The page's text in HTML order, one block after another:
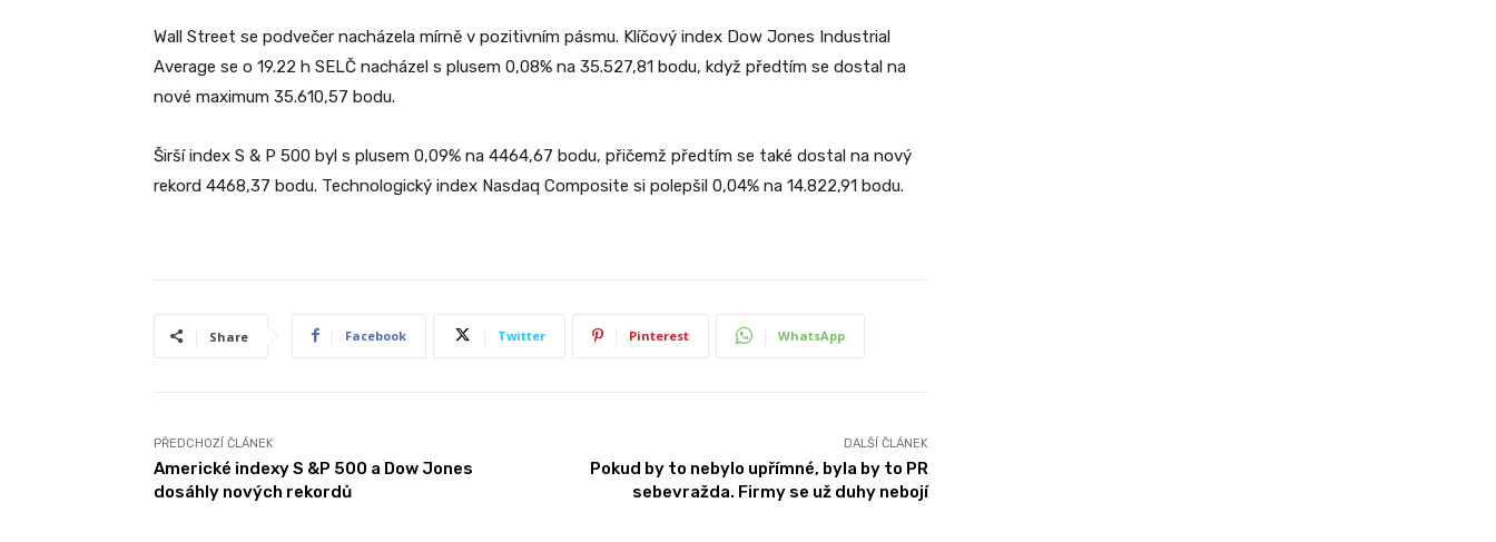
Wall Street se podvečer nacházela mírně v pozitivním pásmu. Klíčový index Dow Jones Industrial
Average se o 19.22 h SELČ nacházel s plusem 0,08% na 35.527,81 bodu, když předtím se dostal na
nové maximum 35.610,57 bodu.
Širší index S & P 500 byl s plusem 0,09% na 4464,67 bodu, přičemž předtím se také dostal na nový
rekord 4468,37 bodu. Technologický index Nasdaq Composite si polepšil 0,04% na 14.822,91 bodu.
Share Facebook Twitter Pinterest WhatsApp
PŘEDCHOZÍ ČLÁNEK
Americké indexy S &P 500 a Dow Jones
dosáhly nových rekordů
DALŠÍ ČLÁNEK
Pokud by to nebylo upřímné, byla by to PR
sebevražda. Firmy se už duhy nebojí